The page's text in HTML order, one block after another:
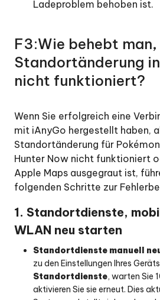
Ladeproblem behoben ist.
F3:Wie behebt
Standortänderung
nicht funktioniert?
Wenn Sie erfolgreich eine
mit iAnyGo hergestellt haben,
Standortänderung für
Hunter Now nicht funktioniert
Apple Maps ausgegraut ist,
folgenden Schritte zur
1. Standortdienste,
WLAN neu starten
Standortdienste manuell
zu den Einstellungen Ihres
Standortdienste, warten Sie
aktivieren Sie sie erneut. Dies